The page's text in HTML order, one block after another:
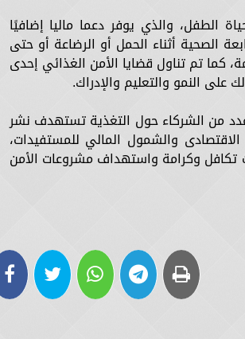
الطفل، والذي يوفر دعما ماليا إضافيًا
الصحية أثناء الحمل أو الرضاعة أو حتى
وكرامة، كما تم تناول قضايا الأمن الغذائي إحدى
على النمو والتعليم والإدراك.
من الشركاء حول التغذية تستهدف نشر
والشمول المالي للمستفيدات،
تكافل وكرامة واستهداف مشروعات الأمن